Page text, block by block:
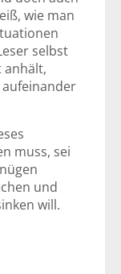
wie man
selbst
anhält,
muss, sei
und
will.